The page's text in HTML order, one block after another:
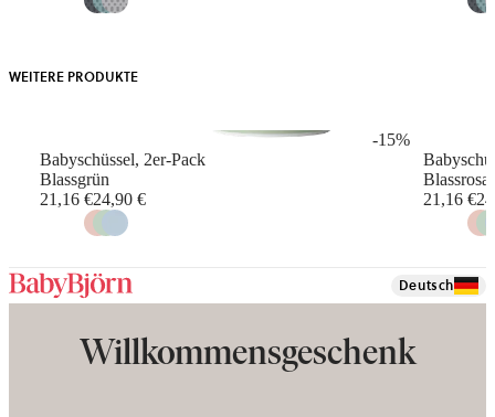
WEITERE PRODUKTE
-15%
Babyschüssel, 2er-Pack
Blassgrün
21,16 €
Original
price
before
24,90 €
Blassrosa
21,16 €
Deutsch
Willkommensgeschenk